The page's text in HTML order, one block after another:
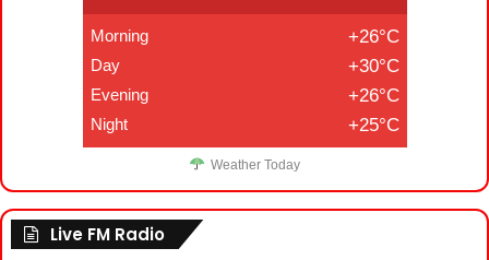
Morning +26°C
Day +30°C
Evening +26°C
Night +25°C
Weather Today
Live FM Radio